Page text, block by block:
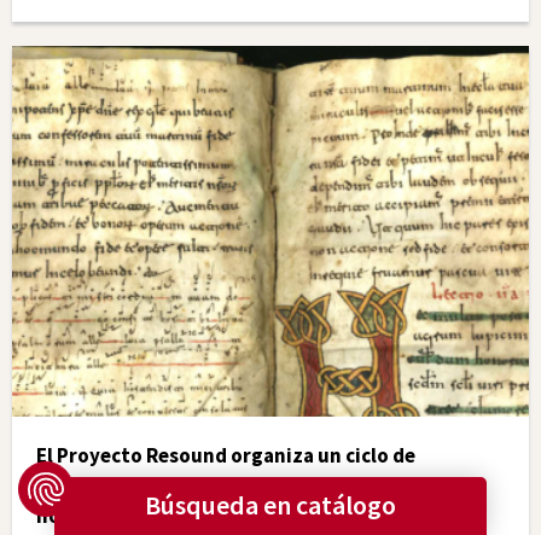
El Proyecto Resound organiza un ciclo de
conferencias sobre los diferentes tipos de
notaciones del Canto llano